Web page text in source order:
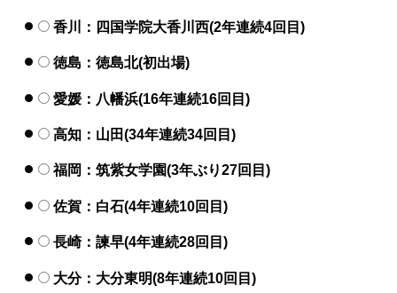
香川：四国学院大香川西(2年連続4回目)
徳島：徳島北(初出場)
愛媛：八幡浜(16年連続16回目)
高知：山田(34年連続34回目)
福岡：筑紫女学園(3年ぶり27回目)
佐賀：白石(4年連続10回目)
長崎：諫早(4年連続28回目)
大分：大分東明(8年連続10回目)